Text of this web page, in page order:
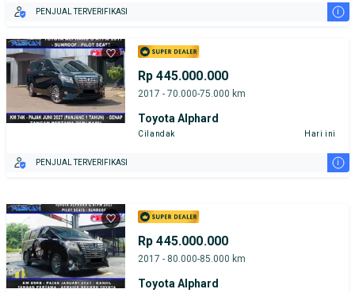
PENJUAL TERVERIFIKASI i
Rp 445.000.000
2017 - 70.000-75.000 km
Toyota Alphard
Cilandak Hari ini
PENJUAL TERVERIFIKASI i
Rp 445.000.000
2017 - 80.000-85.000 km
Toyota Alphard